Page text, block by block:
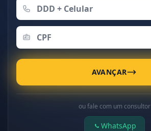
AVANÇAR
ou fale com um consultor
WhatsApp